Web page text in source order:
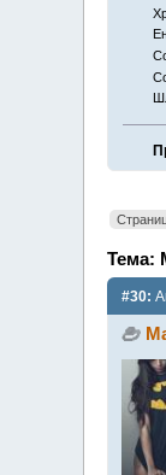
Тема:
#30: